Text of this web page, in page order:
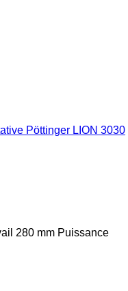
Pöttinger LION 3030
280 mm Puissance